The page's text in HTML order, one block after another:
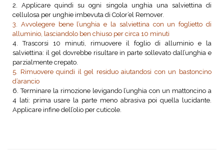
2. Applicare quindi su ogni singola unghia una salviettina di
cellulosa per unghie imbevuta di Color’el Remover.
3. Avvolegere bene l’unghia e la salviettina con un foglietto di
alluminio, lasciandolo ben chiuso per circa 10 minuti
4. Trascorsi 10 minuti, rimuovere il foglio di alluminio e la
salviettina: il gel dovrebbe risultare in parte sollevato dall’unghia e
parzialmente crepato.
5. Rimuovere quindi il gel residuo aiutandosi con un bastoncino
d’arancio
6. Terminare la rimozione levigando l’unghia con un mattoncino a
4 lati: prima usare la parte meno abrasiva poi quella lucidante.
Applicare infine dell’olio per cuticole.